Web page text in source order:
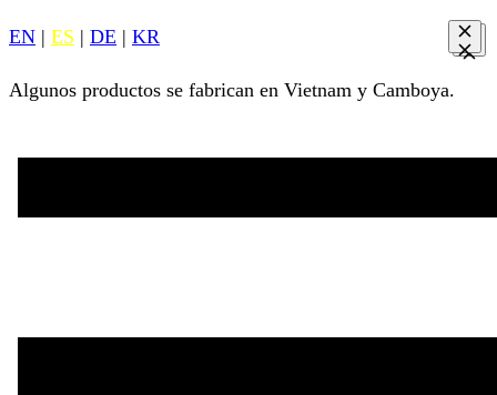
EN | ES | DE | KR
Algunos productos se fabrican en Vietnam y Camboya.